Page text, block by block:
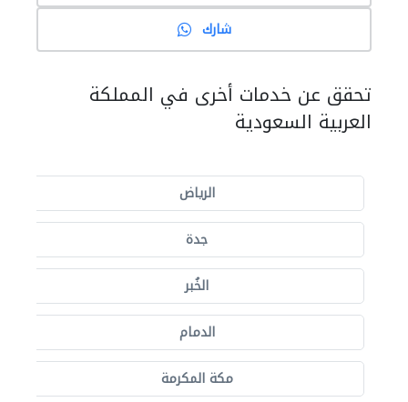
شارك
تحقق عن خدمات أخرى في المملكة
العربية السعودية
الرياض
جدة
الخُبر
الدمام
مكة المكرمة